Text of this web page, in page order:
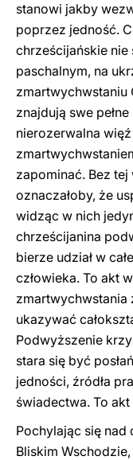
stanowi jakby
poprzez jedność.
chrześcijańskie nie
paschalnym, na
zmartwychwstaniu
znajdują swe
nierozerwalna
zapominać. Bez
oznaczałoby, że
widząc w nich
chrześcijanina
bierze udział w
człowieka. To akt
zmartwychwstania
ukazywać
Podwyższenie
stara się być
jedności, źródła
świadectwa. To
Pochylając się nad
Bliskim